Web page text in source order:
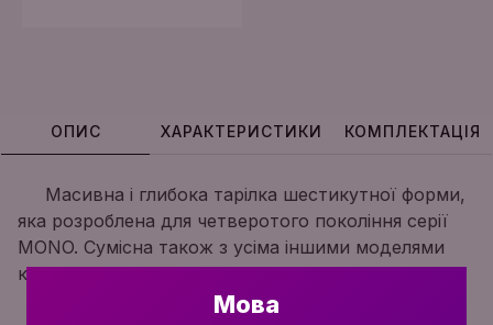
ОПИС ХАРАКТЕРИСТИКИ КОМПЛЕКТАЦІЯ
Масивна і глибока тарілка шестикутної форми,
яка розроблена для четверотого покоління серії
MONO. Сумісна також з усіма іншими моделями
кальянів Embery.
Мова